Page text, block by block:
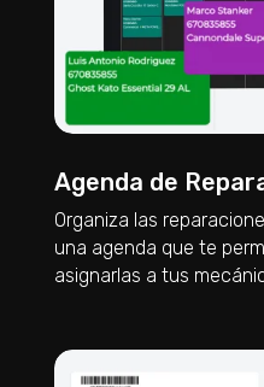
Agenda de
Organiza las
una agenda que te
asignarlas a tus